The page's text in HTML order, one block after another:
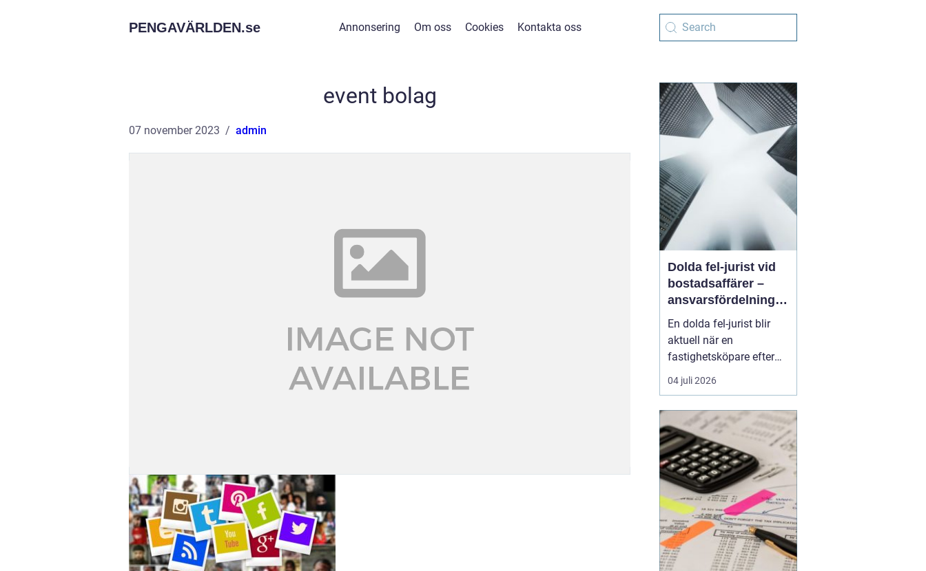
PENGAVÄRLDEN.se Annonsering Om oss Cookies Kontakta oss
event bolag
07 november 2023 admin
Dolda fel-jurist vid
bostadsaffärer –
ansvarsfördelning,
juridisk prövning
och hantering av
fastighetstvister
En dolda fel-jurist blir
aktuell när en
fastighetsköpare efter
tillträdet upptäcker
brister som inte varit
upptäcka vid köpet. Det
kan röra sig om
konstruktionsfel,
fuktproblem elle...
04 juli 2026